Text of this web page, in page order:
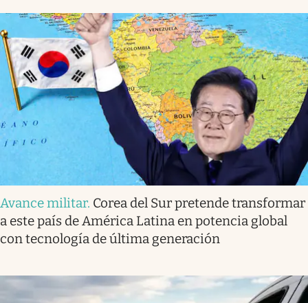
Avance militar. Corea del Sur pretende transformar
a este país de América Latina en potencia global
con tecnología de última generación